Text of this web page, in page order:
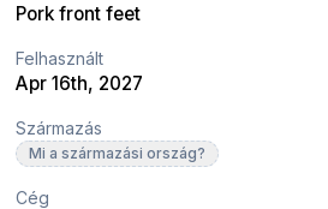
Pork front feet
Felhasznált
Apr 16th, 2027
Származás
Mi a származási ország?
Cég